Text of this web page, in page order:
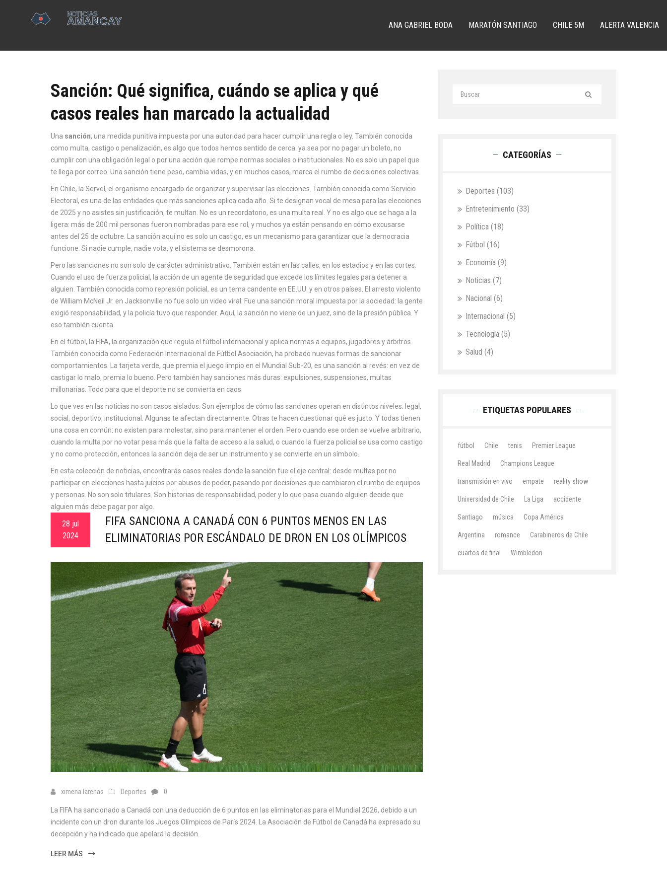
ANA GABRIEL BODA MARATÓN SANTIAGO CHILE 5M ALERTA VALENCIA
Sanción: Qué significa, cuándo se aplica y qué
casos reales han marcado la actualidad
Una sanción, una medida punitiva impuesta por una autoridad para hacer cumplir una regla o ley. También conocida
como multa, castigo o penalización, es algo que todos hemos sentido de cerca: ya sea por no pagar un boleto, no
cumplir con una obligación legal o por una acción que rompe normas sociales o institucionales. No es solo un papel que
te llega por correo. Una sanción tiene peso, cambia vidas, y en muchos casos, marca el rumbo de decisiones colectivas.
En Chile, la Servel , el organismo encargado de organizar y supervisar las elecciones . También conocida como Servicio
Electoral , es una de las entidades que más sanciones aplica cada año. Si te designan vocal de mesa para las elecciones
de 2025 y no asistes sin justificación, te multan. No es un recordatorio, es una multa real. Y no es algo que se haga a la
ligera: más de 200 mil personas fueron nombradas para ese rol, y muchos ya están pensando en cómo excusarse
antes del 25 de octubre. La sanción aquí no es solo un castigo, es un mecanismo para garantizar que la democracia
funcione. Si nadie cumple, nadie vota, y el sistema se desmorona.
Pero las sanciones no son solo de carácter administrativo. También están en las calles, en los estadios y en las cortes.
Cuando el uso de fuerza policial , la acción de un agente de seguridad que excede los límites legales para detener a
alguien . También conocida como represión policial , es un tema candente en EE.UU. y en otros países. El arresto violento
de William McNeil Jr. en Jacksonville no fue solo un video viral. Fue una sanción moral impuesta por la sociedad: la gente
exigió responsabilidad, y la policía tuvo que responder. Aquí, la sanción no viene de un juez, sino de la presión pública. Y
eso también cuenta.
En el fútbol, la FIFA, la organización que regula el fútbol internacional y aplica normas a equipos, jugadores y árbitros
También conocida como Federación Internacional de Fútbol Asociación, ha probado nuevas formas de sancionar
comportamientos.
La tarjeta verde, que premia el juego limpio en el Mundial Sub-20, es una sanción al revés: en vez de
castigar lo malo, premia lo bueno. Pero también hay sanciones más duras: expulsiones, suspensiones, multas
millonarias. Todo para que el deporte no se convierta en caos.
Lo que ves en las noticias no son casos aislados. Son ejemplos de cómo las sanciones operan en distintos niveles: legal,
social, deportivo, institucional. Algunas te afectan directamente. Otras te hacen cuestionar qué es justo. Y todas tienen
una cosa en común: no existen para molestar, sino para mantener el orden. Pero cuando ese orden se vuelve arbitrario,
cuando la multa por no votar pesa más que la falta de acceso a la salud, o cuando la fuerza policial se usa como castigo
y no como protección, entonces la sanción deja de ser un instrumento y se convierte en un símbolo.
En esta colección de noticias, encontrarás casos reales donde la sanción fue el eje central: desde multas por no
participar en elecciones hasta juicios por abusos de poder, pasando por decisiones que cambiaron el rumbo de equipos
y personas. No son solo titulares. Son historias de responsabilidad, poder y lo que pasa cuando alguien decide que
alguien más debe pagar por algo.
28 jul
2024
FIFA SANCIONA A CANADÁ CON 6 PUNTOS MENOS EN LAS
ELIMINATORIAS POR ESCÁNDALO DE DRON EN LOS OLÍMPICOS
ximena larenas Deportes 0
La FIFA ha sancionado a Canadá con una deducción de 6 puntos en las eliminatorias para el Mundial 2026, debido a un
incidente con un dron durante los Juegos Olímpicos de París 2024. La Asociación de Fútbol de Canadá ha expresado su
decepción y ha indicado que apelará la decisión.
LEER MÁS
CATEGORÍAS
Deportes (103)
Entretenimiento (33)
Política (18)
Fútbol (16)
Economía (9)
Noticias (7)
Nacional (6)
Internacional (5)
Tecnología (5)
Salud (4)
ETIQUETAS POPULARES
fútbol Chile tenis Premier League
Real Madrid Champions League
transmisión en vivo empate reality show
Universidad de Chile La Liga accidente
Santiago música Copa América
Argentina romance Carabineros de Chile
cuartos de final Wimbledon